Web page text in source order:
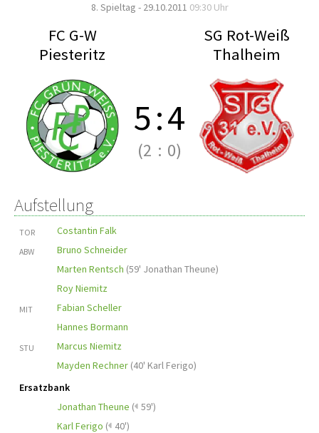
8. Spieltag - 29.10.2011 09:30 Uhr
FC G-W
Piesteritz
SG Rot-Weiß
Thalheim
5:4
(2 : 0)
Aufstellung
TOR Costantin Falk
ABW
Bruno Schneider
Marten Rentsch (59' Jonathan Theune)
Roy Niemitz
MIT
Fabian Scheller
Hannes Bormann
STU
Marcus Niemitz
Mayden Rechner (40' Karl Ferigo)
Ersatzbank
Jonathan Theune ( 59')
Karl Ferigo ( 40')